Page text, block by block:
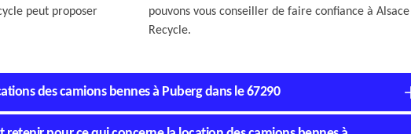
peut proposer
pouvons vous conseiller de faire confiance à Alsace
Recycle.
des camions bennes à Puberg dans le 67290